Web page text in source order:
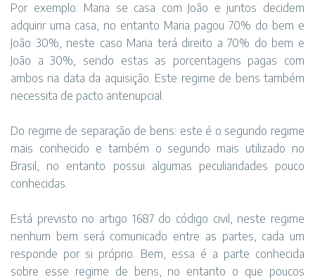
Por exemplo: Maria se casa com João e juntos decidem
adquirir uma casa, no entanto Maria pagou 70% do bem e
João 30%, neste caso Maria terá direito a 70% do bem e
João a 30%, sendo estas as porcentagens pagas com
ambos na data da aquisição. Este regime de bens também
necessita de pacto antenupcial.
Do regime de separação de bens: este é o segundo regime
mais conhecido e também o segundo mais utilizado no
Brasil, no entanto possui algumas peculiaridades pouco
conhecidas.
Está previsto no artigo 1687 do código civil, neste regime
nenhum bem será comunicado entre as partes, cada um
responde por si próprio. Bem, essa é a parte conhecida
sobre esse regime de bens, no entanto o que poucos